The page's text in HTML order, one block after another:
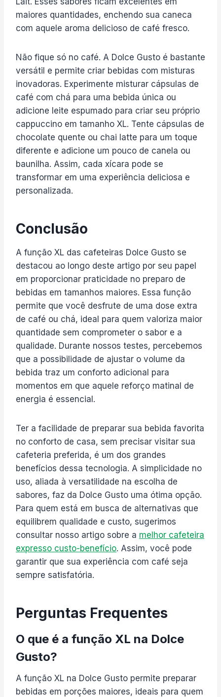
maiores quantidades, enchendo sua caneca
com aquele aroma delicioso de café fresco.
Não fique só no café. A Dolce Gusto é bastante
versátil e permite criar bebidas com misturas
inovadoras. Experimente misturar cápsulas de
café com chá para uma bebida única ou
adicione leite espumado para criar seu próprio
cappuccino em tamanho XL. Tente cápsulas de
chocolate quente ou chai latte para um toque
diferente e adicione um pouco de canela ou
baunilha. Assim, cada xícara pode se
transformar em uma experiência deliciosa e
personalizada.
Conclusão
A função XL das cafeteiras Dolce Gusto se
destacou ao longo deste artigo por seu papel
em proporcionar praticidade no preparo de
bebidas em tamanhos maiores. Essa função
permite que você desfrute de uma dose extra
de café ou chá, ideal para quem valoriza maior
quantidade sem comprometer o sabor e a
qualidade. Durante nossos testes, percebemos
que a possibilidade de ajustar o volume da
bebida traz um conforto adicional para
momentos em que aquele reforço matinal de
energia é essencial.
Ter a facilidade de preparar sua bebida favorita
no conforto de casa, sem precisar visitar sua
cafeteria preferida, é um dos grandes
benefícios dessa tecnologia. A simplicidade no
uso, aliada à versatilidade na escolha de
sabores, faz da Dolce Gusto uma ótima opção.
Para quem está em busca de alternativas que
equilibrem qualidade e custo, sugerimos
consultar nosso artigo sobre a melhor cafeteira
expresso custo-benefício. Assim, você pode
garantir que sua experiência com café seja
sempre satisfatória.
Perguntas Frequentes
O que é a função XL na Dolce
Gusto?
A função XL na Dolce Gusto permite preparar
bebidas em porções maiores, ideais para quem